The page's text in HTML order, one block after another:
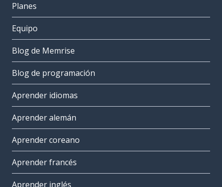
Planes
Equipo
Blog de Memrise
Blog de programación
Aprender idiomas
Aprender alemán
Aprender coreano
Aprender francés
Aprender inglés